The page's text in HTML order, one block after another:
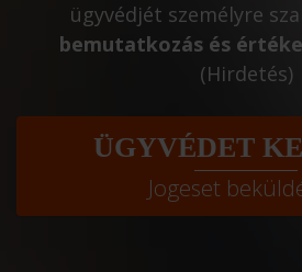
ügyvédjét személyre
bemutatkozás és
(Hirdetés)
ÜGYVÉDET
Jogeset